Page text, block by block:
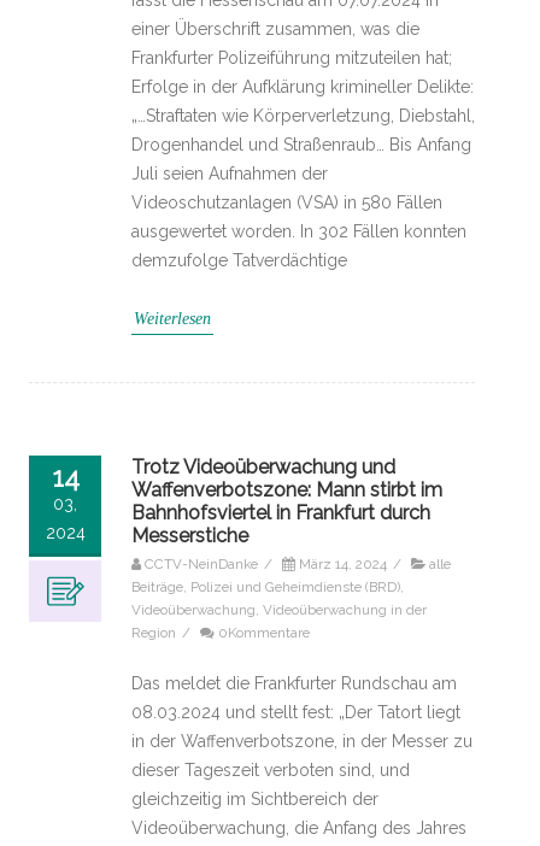
einer Überschrift zusammen, was die
Frankfurter Polizeiführung mitzuteilen hat;
Erfolge in der Aufklärung krimineller Delikte:
„…Straftaten wie Körperverletzung, Diebstahl,
Drogenhandel und Straßenraub… Bis Anfang
Juli seien Aufnahmen der
Videoschutzanlagen (VSA) in 580 Fällen
ausgewertet worden. In 302 Fällen konnten
demzufolge Tatverdächtige
Weiterlesen
14
03,
2024
Trotz Videoüberwachung und
Waffenverbotszone: Mann stirbt im
Bahnhofsviertel in Frankfurt durch
Messerstiche
CCTV-NeinDanke / März 14, 2024 /
alle
Beiträge, Polizei und Geheimdienste (BRD),
Videoüberwachung, Videoüberwachung in der
Region / 0Kommentare
Das meldet die Frankfurter Rundschau am
08.03.2024 und stellt fest: „Der Tatort liegt
in der Waffenverbotszone, in der Messer zu
dieser Tageszeit verboten sind, und
gleichzeitig im Sichtbereich der
Videoüberwachung, die Anfang des Jahres